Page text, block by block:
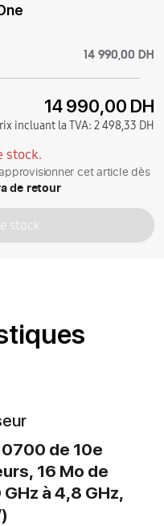
14 990,00 DH
14 990,00 DH
incluant la TVA: 2 498,33 DH
stock.
cet article dès
de retour
stock
de 10e
16 Mo de
à 4,8 GHz,